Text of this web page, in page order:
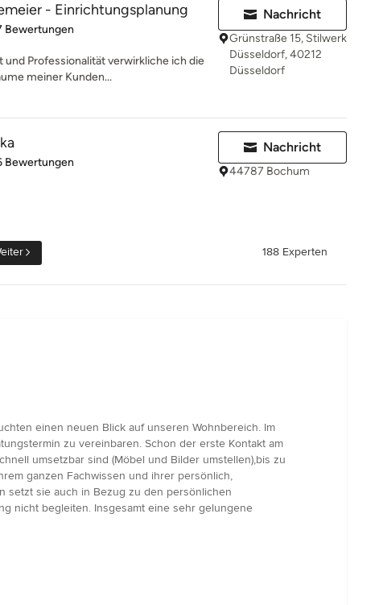
- Einrichtungsplanung
5 von 5 Sternen
Bewertungen
und Professionalität verwirkliche ich die
meiner Kunden...
Nachricht
Grünstraße 15, Stilwerk
Düsseldorf, 40212
Düsseldorf
5 von 5 Sternen
Bewertungen
Nachricht
44787 Bochum
188 Experten
einen neuen Blick auf unseren Wohnbereich. Im
zu vereinbaren. Schon der erste Kontakt am
umsetzbar sind (Möbel und Bilder umstellen),bis zu
ganzen Fachwissen und ihrer persönlich,
setzt sie auch in Bezug zu den persönlichen
nicht begleiten. Insgesamt eine sehr gelungene